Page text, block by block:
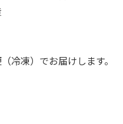
冷凍）でお届けします。